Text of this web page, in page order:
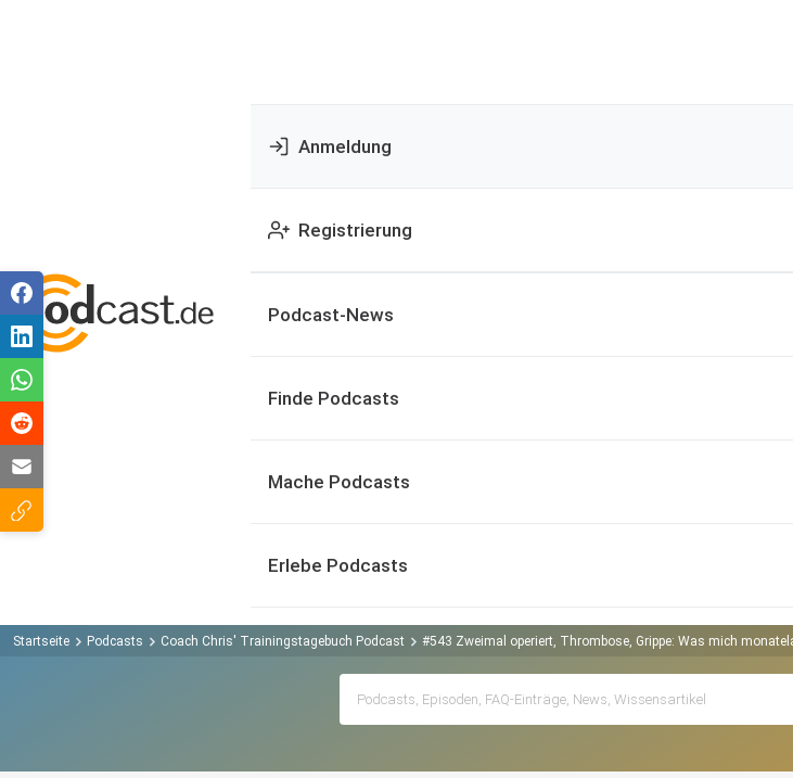
Anmeldung
Registrierung
Podcast-News
Finde Podcasts
Mache Podcasts
Erlebe Podcasts
Startseite Podcasts Coach Chris' Trainingstagebuch Podcast #543 Zweimal operiert, Thrombose, Grippe: Was mich